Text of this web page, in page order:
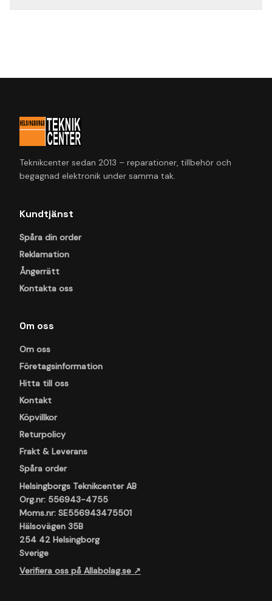
Teknikcenter sedan 2013 – reparationer, tillbehör och
begagnad elektronik under samma tak.
Kundtjänst
Spåra din order
Reklamation
Ångerrätt
Kontakta oss
Om oss
Om oss
Företagsinformation
Hitta till oss
Kontakt
Köpvillkor
Returpolicy
Frakt & Leverans
Spåra order
Helsingborgs Teknikcenter AB
Org.nr: 556943-4755
Moms.nr: SE556943475501
Hälsovägen 35B
254 42 Helsingborg
Sverige
Verifiera oss på Allabolag.se ↗